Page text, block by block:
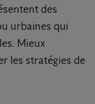
des
urbaines qui
Mieux
les stratégies de